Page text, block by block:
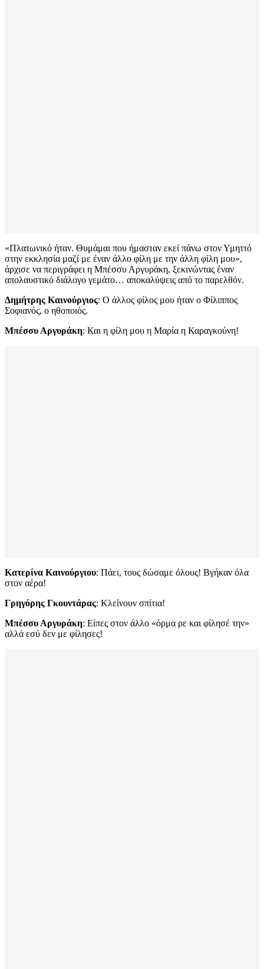
«Πλατωνικό ήταν. Θυμάμαι που ήμασταν εκεί πάνω στον Υμηττό
στην εκκλησία μαζί με έναν άλλο φίλη με την άλλη φίλη μου»,
άρχισε να περιγράφει η Μπέσσυ Αργυράκη, ξεκινώντας έναν
απολαυστικό διάλογο γεμάτο… αποκαλύψεις από το παρελθόν.
Δημήτρης Καινούργιος: Ο άλλος φίλος μου ήταν ο Φίλιππος
Σοφιανός, ο ηθοποιός.
Μπέσσυ Αργυράκη: Και η φίλη μου η Μαρία η Καραγκούνη!
Κατερίνα Καινούργιου: Πάει, τους δώσαμε όλους! Βγήκαν όλα
στον αέρα!
Γρηγόρης Γκουντάρας: Κλείνουν σπίτια!
Μπέσσυ Αργυράκη: Είπες στον άλλο «όρμα ρε και φίλησέ την»
αλλά εσύ δεν με φίλησες!